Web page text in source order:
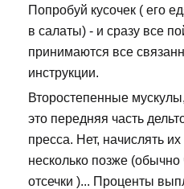
Попробуй кусочек ( его
в салаты) - и сразу все
принимаются все
инструкции.
Второстепенные
это передняя часть
пресса. Нет, начислять
несколько позже
отсечки )... Проценты